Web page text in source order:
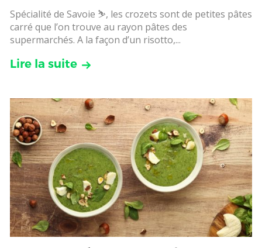
Spécialité de Savoie ⛷, les crozets sont de petites pâtes
carré que l’on trouve au rayon pâtes des
supermarchés. A la façon d’un risotto,...
Lire la suite